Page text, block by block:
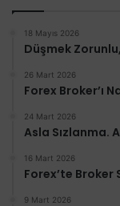
18 Mayıs 2026
Düşmek
26 Mart 2026
Forex Broker’ı
24 Mart 2026
Asla Sızlanma.
16 Mart 2026
Forex’te Broker
9 Mart 2026